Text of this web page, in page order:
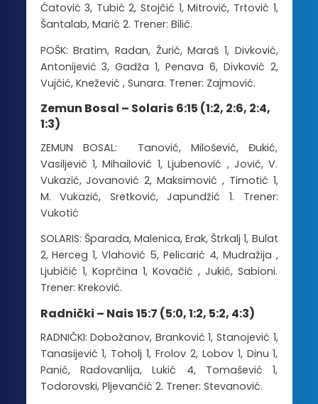
Ćatović 3, Tubić 2, Stojčić 1, Mitrović, Trtović 1,
Šantalab, Marić 2. Trener: Bilić.
POŠK: Bratim, Radan, Žurić, Maraš 1, Divković,
Antonijević 3, Gadža 1, Penava 6, Divković 2,
Vujčić, Knežević , Sunara. Trener: Zajmović.
Zemun Bosal – Solaris 6:15 (1:2, 2:6, 2:4,
1:3)
ZEMUN BOSAL: Tanović, Milošević, Đukić,
Vasiljević 1, Mihailović 1, Ljubenović , Jović, V.
Vukazić, Jovanović 2, Maksimović , Timotić 1,
M. Vukazić, Sretković, Japundžić 1. Trener:
Vukotić
SOLARIS: Šparada, Malenica, Erak, Štrkalj 1, Bulat
2, Herceg 1, Vlahović 5, Pelicarić 4, Mudražija ,
Ljubičić 1, Koprčina 1, Kovačić , Jukić, Sabioni.
Trener: Kreković.
Radnički – Nais 15:7 (5:0, 1:2, 5:2, 4:3)
RADNIČKI: Dobožanov, Branković 1, Stanojević 1,
Tanasijević 1, Toholj 1, Frolov 2, Lobov 1, Dinu 1,
Panić, Radovanlija, Lukić 4, Tomašević 1,
Todorovski, Pljevančić 2. Trener: Stevanović.